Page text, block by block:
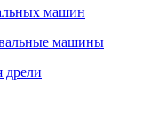
машин
машины
дрели